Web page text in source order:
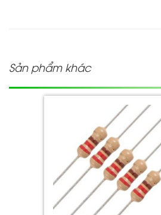
Sản phẩm khác